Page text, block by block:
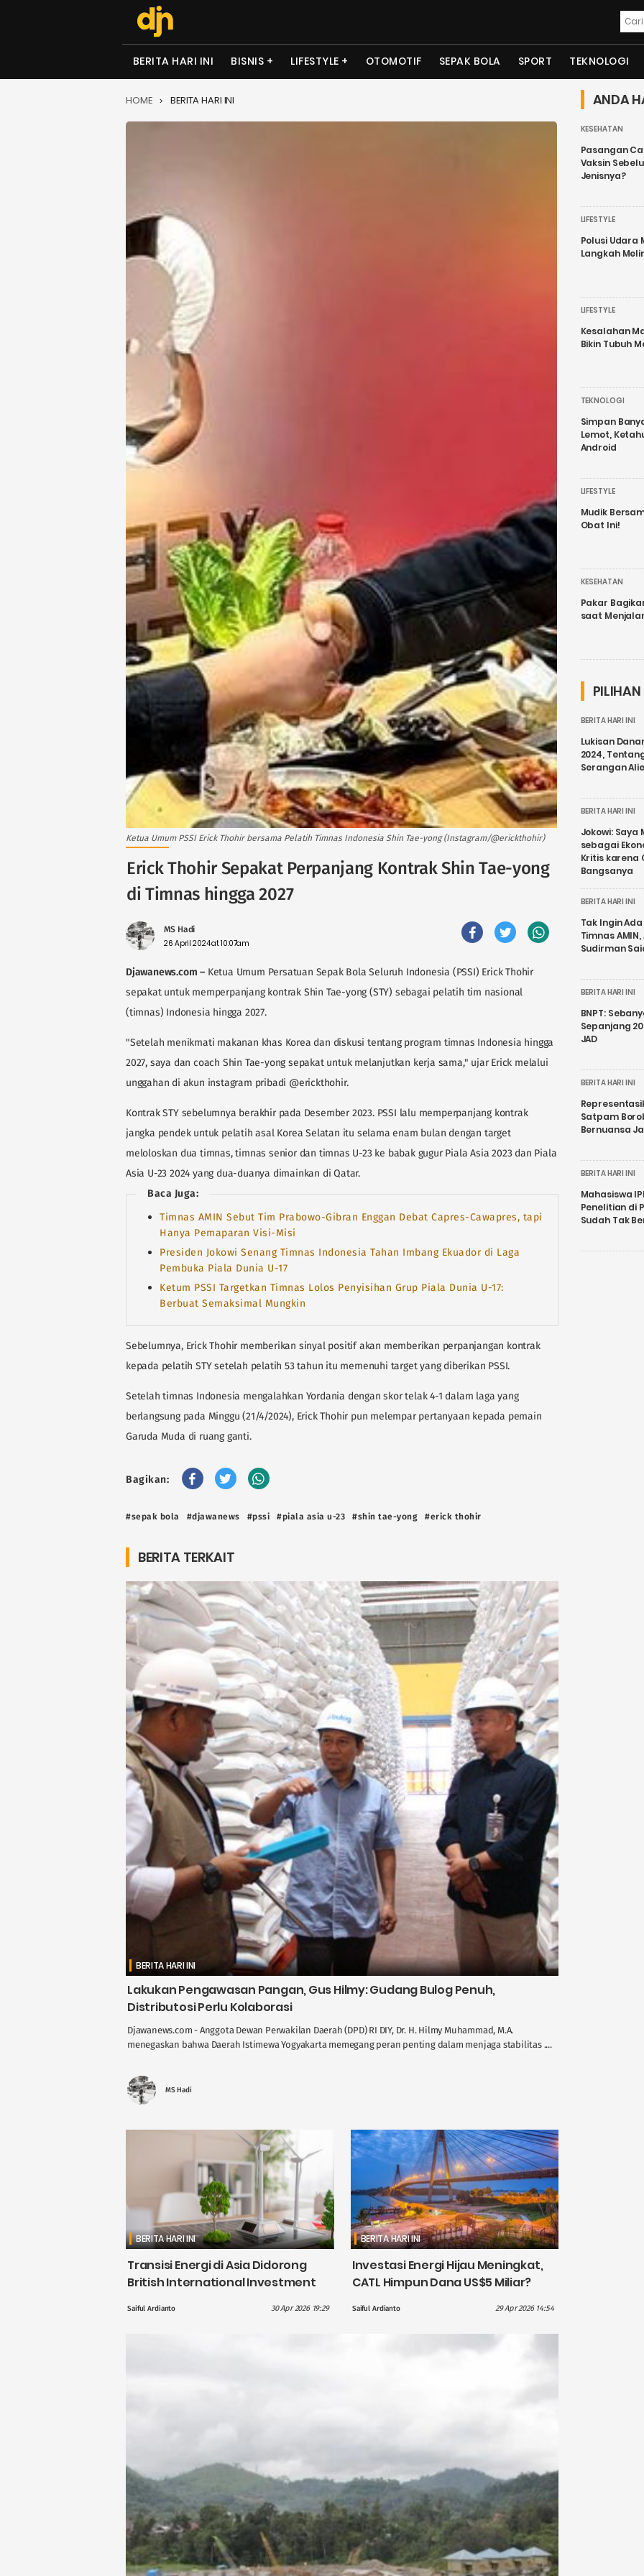
BERITA HARI INI BISNIS LIFESTYLE OTOMOTIF SEPAK BOLA SPORT TEKNOLOGI
HOME BERITA HARI INI
Ketua Umum PSSI Erick Thohir bersama Pelatih Timnas Indonesia Shin Tae-yong (Instagram/@erickthohir)
Erick Thohir Sepakat Perpanjang Kontrak Shin Tae-yong
di Timnas hingga 2027
MS Hadi
26 April 2024 at 10:07am
Djawanews.com – Ketua Umum Persatuan Sepak Bola Seluruh Indonesia (PSSI) Erick Thohir
sepakat untuk memperpanjang kontrak Shin Tae-yong (STY) sebagai pelatih tim nasional
(timnas) Indonesia hingga 2027.
"Setelah menikmati makanan khas Korea dan diskusi tentang program timnas Indonesia hingga
2027, saya dan coach Shin Tae-yong sepakat untuk melanjutkan kerja sama," ujar Erick melalui
unggahan di akun instagram pribadi @erickthohir.
Kontrak STY sebelumnya berakhir pada Desember 2023. PSSI lalu memperpanjang kontrak
jangka pendek untuk pelatih asal Korea Selatan itu selama enam bulan dengan target
meloloskan dua timnas, timnas senior dan timnas U-23 ke babak gugur Piala Asia 2023 dan Piala
Asia U-23 2024 yang dua-duanya dimainkan di Qatar.
Baca Juga:
Timnas AMIN Sebut Tim Prabowo-Gibran Enggan Debat Capres-Cawapres, tapi
Hanya Pemaparan Visi-Misi
Presiden Jokowi Senang Timnas Indonesia Tahan Imbang Ekuador di Laga
Pembuka Piala Dunia U-17
Ketum PSSI Targetkan Timnas Lolos Penyisihan Grup Piala Dunia U-17:
Berbuat Semaksimal Mungkin
Sebelumnya, Erick Thohir memberikan sinyal positif akan memberikan perpanjangan kontrak
kepada pelatih STY setelah pelatih 53 tahun itu memenuhi target yang diberikan PSSI.
Setelah timnas Indonesia mengalahkan Yordania dengan skor telak 4-1 dalam laga yang
berlangsung pada Minggu (21/4/2024), Erick Thohir pun melempar pertanyaan kepada pemain
Garuda Muda di ruang ganti.
Bagikan:
#sepak bola #djawanews #pssi #piala asia u-23 #shin tae-yong #erick thohir
BERITA TERKAIT
BERITA HARI INI
Lakukan Pengawasan Pangan, Gus Hilmy: Gudang Bulog Penuh,
Distributosi Perlu Kolaborasi
Djawanews.com - Anggota Dewan Perwakilan Daerah (DPD) RI DIY, Dr. H. Hilmy Muhammad, M.A.
menegaskan bahwa Daerah Istimewa Yogyakarta memegang peran penting dalam menjaga stabilitas ....
MS Hadi
BERITA HARI INI
Transisi Energi di Asia Didorong
British International Investment
Saiful Ardianto 30 Apr 2026 19:29
BERITA HARI INI
Investasi Energi Hijau Meningkat,
CATL Himpun Dana US$5 Miliar?
Saiful Ardianto 29 Apr 2026 14:54
ANDA
KESEHATAN
Pasangan
Vaksin
Jenisnya?
LIFESTYLE
Polusi Udara
Langkah
LIFESTYLE
Kesalahan
Bikin Tubuh
TEKNOLOGI
Simpan
Lemot,
Android
LIFESTYLE
Mudik
Obat Ini!
KESEHATAN
Pakar
saat
PILIHAN
BERITA HARI INI
Lukisan
2024,
Serangan
BERITA HARI INI
Jokowi: Saya
sebagai
Kritis karena
Bangsanya
BERITA HARI INI
Tak Ingin
Timnas
Sudirman
BERITA HARI INI
BNPT:
Sepanjang
JAD
BERITA HARI INI
Satpam
Bernuansa
BERITA HARI INI
Mahasiswa
Penelitian di
Sudah Tak